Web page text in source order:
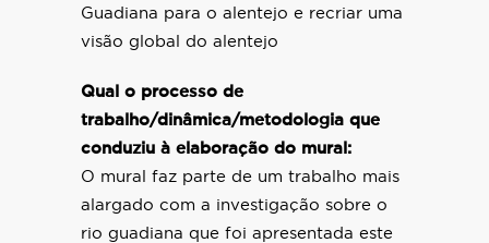
Guadiana para o alentejo e recriar uma
visão global do alentejo
Qual o processo de
trabalho/dinâmica/metodologia que
conduziu à elaboração do mural:
O mural faz parte de um trabalho mais
alargado com a investigação sobre o
rio guadiana que foi apresentada este